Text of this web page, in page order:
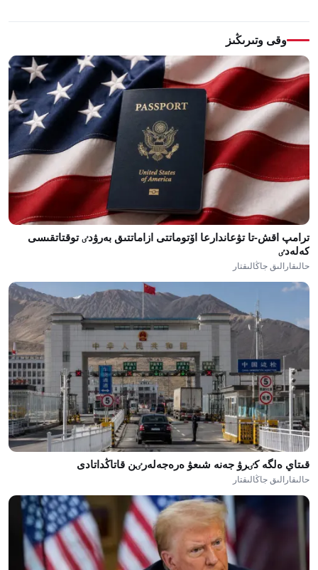
وقى وتىرىڭىز
ترامپ اقش-تا تۋعاندارعا اۆتوماتتى ازاماتتىق بەرۋدٸ توقتاتقىسى
كەلەدٸ
حالىقارالىق جاڭالىقتار
قىتاي ەلگە كٸرۋ جەنە شىعۋ ەرەجەلەرٸن قاتاڭداتادى
حالىقارالىق جاڭالىقتار